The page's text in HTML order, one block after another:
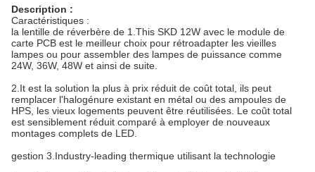
Description :
Caractéristiques :
la lentille de réverbère de 1.This SKD 12W avec le module de
carte PCB est le meilleur choix pour rétroadapter les vieilles
lampes ou pour assembler des lampes de puissance comme
24W, 36W, 48W et ainsi de suite.
2.It est la solution la plus à prix réduit de coût total, ils peut
remplacer l'halogénure existant en métal ou des ampoules de
HPS, les vieux logements peuvent être réutilisées. Le coût total
est sensiblement réduit comparé à employer de nouveaux
montages complets de LED.
gestion 3.Industry-leading thermique utilisant la technologie